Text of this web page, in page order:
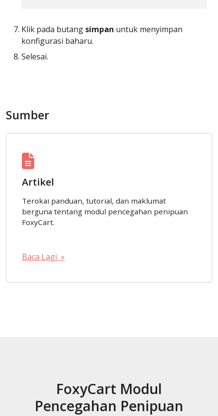
Klik pada butang simpan untuk menyimpan
konfigurasi baharu.
Selesai.
Sumber
Artikel
Terokai panduan, tutorial, dan maklumat
berguna tentang modul pencegahan penipuan
FoxyCart.
Baca Lagi »
FoxyCart Modul
Pencegahan Penipuan